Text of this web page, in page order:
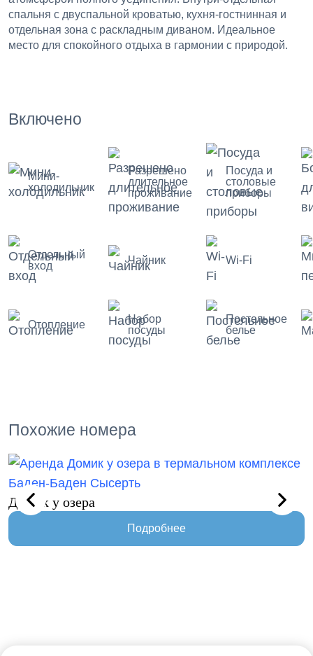
спальня с двуспальной кроватью, кухня-гостнинная и
отдельная зона с раскладным диваном. Идеальное
место для спокойного отдыха в гармонии с природой.
Включено
Мини-
холодильник
Разрешено
длительное
проживание
Посуда и
столовые
приборы
Отдельный
вход
Чайник Wi-Fi
Отопление
Набор
посуды
Постельное
белье
Похожие номера
Домик у озера
Подробнее